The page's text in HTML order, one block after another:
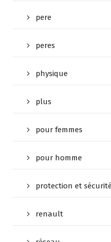
pere
peres
physique
plus
pour femmes
pour homme
protection et
renault